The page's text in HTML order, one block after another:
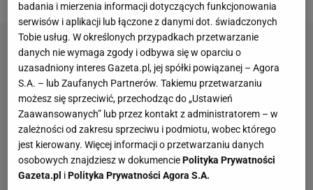
badania i mierzenia informacji dotyczących funkcjonowania
serwisów i aplikacji lub łączone z danymi dot. świadczonych
Tobie usług. W określonych przypadkach przetwarzanie
danych nie wymaga zgody i odbywa się w oparciu o
uzasadniony interes Gazeta.pl, jej spółki powiązanej – Agora
S.A. – lub Zaufanych Partnerów. Takiemu przetwarzaniu
możesz się sprzeciwić, przechodząc do „Ustawień
Zaawansowanych” lub przez kontakt z administratorem – w
zależności od zakresu sprzeciwu i podmiotu, wobec którego
jest kierowany. Więcej informacji o przetwarzaniu danych
osobowych znajdziesz w dokumenciePolityka Prywatności
Gazeta.pl iPolityka Prywatności Agora S.A.